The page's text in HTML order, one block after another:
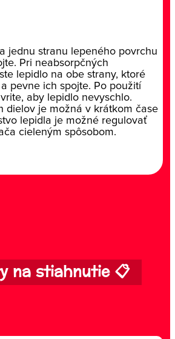
jednu stranu lepeného povrchu
Pri neabsorpčných
lepidlo na obe strany, ktoré
pevne ich spojte. Po použití
aby lepidlo nevyschlo.
dielov je možná v krátkom čase
lepidla je možné regulovať
cieleným spôsobom.
na stiahnutie 📋